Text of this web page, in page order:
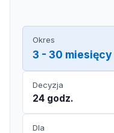
Okres
3 - 30 miesięcy
Decyzja
24 godz.
Dla